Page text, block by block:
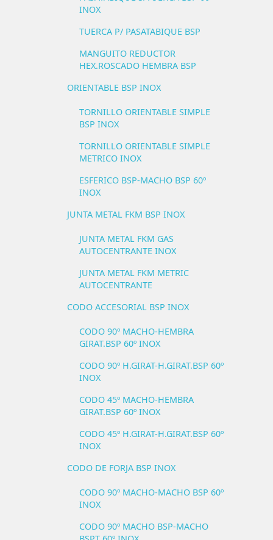
INOX
TUERCA P/ PASATABIQUE BSP
MANGUITO REDUCTOR
HEX.ROSCADO HEMBRA BSP
ORIENTABLE BSP INOX
TORNILLO ORIENTABLE SIMPLE
BSP INOX
TORNILLO ORIENTABLE SIMPLE
METRICO INOX
ESFERICO BSP-MACHO BSP 60º
INOX
JUNTA METAL FKM BSP INOX
JUNTA METAL FKM GAS
AUTOCENTRANTE INOX
JUNTA METAL FKM METRIC
AUTOCENTRANTE
CODO ACCESORIAL BSP INOX
CODO 90º MACHO-HEMBRA
GIRAT.BSP 60º INOX
CODO 90º H.GIRAT-H.GIRAT.BSP 60º
INOX
CODO 45º MACHO-HEMBRA
GIRAT.BSP 60º INOX
CODO 45º H.GIRAT-H.GIRAT.BSP 60º
INOX
CODO DE FORJA BSP INOX
CODO 90º MACHO-MACHO BSP 60º
INOX
CODO 90º MACHO BSP-MACHO